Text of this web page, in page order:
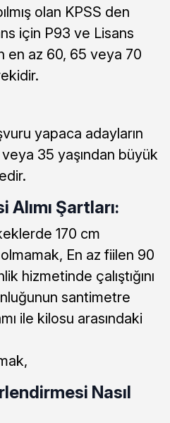
olan KPSS den
için P93 ve Lisans
en az 60, 65 veya 70
yapaca adayların
veya 35 yaşından büyük
Şartları:
170 cm
En az fiilen 90
hizmetinde çalıştığını
santimetre
ile kilosu arasındaki
Nasıl